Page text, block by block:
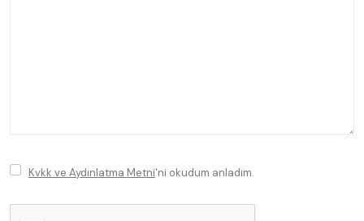
Kvkk ve Aydınlatma Metni'ni okudum anladım.